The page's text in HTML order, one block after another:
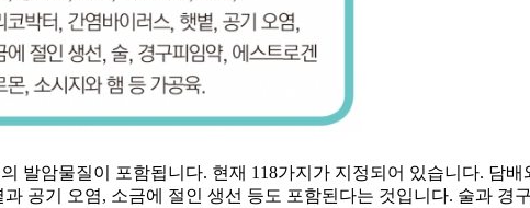
발암물질이 포함됩니다. 현재 118가지가 지정되어 있습니다. 담
공기 오염, 소금에 절인 생선 등도 포함된다는 것입니다. 술과 경